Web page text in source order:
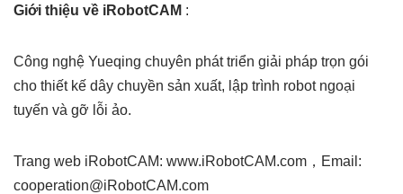
Giới thiệu về iRobotCAM :
Công nghệ Yueqing chuyên phát triển giải pháp trọn gói
cho thiết kế dây chuyền sản xuất, lập trình robot ngoại
tuyến và gỡ lỗi ảo.
Trang web iRobotCAM: www.iRobotCAM.com，Email:
cooperation@iRobotCAM.com